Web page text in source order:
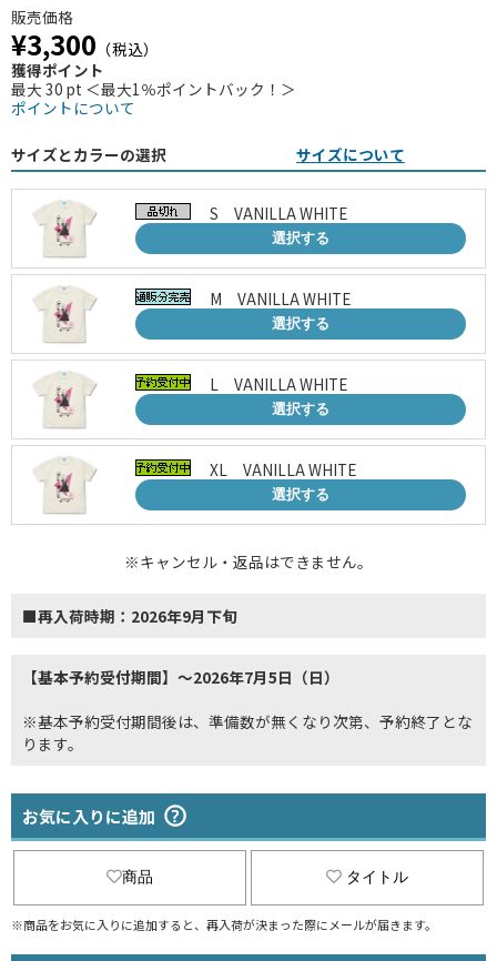
販売価格
¥3,300 （税込）
獲得ポイント
最大 30 pt ＜最大1％ポイントバック！＞
ポイントについて
サイズとカラーの選択 サイズについて
S VANILLA WHITE
選択する
M VANILLA WHITE
選択する
L VANILLA WHITE
選択する
XL VANILLA WHITE
選択する
※キャンセル・返品はできません。
■再入荷時期：2026年9月下旬
【基本予約受付期間】～2026年7月5日（日）
※基本予約受付期間後は、準備数が無くなり次第、予約終了とな
ります。
お気に入りに追加
商品 タイトル
※商品をお気に入りに追加すると、再入荷が決まった際にメールが届きます。